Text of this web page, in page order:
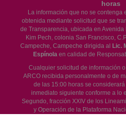
horas
La información que no se contenga
obtenida mediante solicitud que se
de Transparencia, ubicada en Avenida
Kim Pech, colonia San Francisco,
Campeche, Campeche dirigida al Lic.
Espínola en calidad de
Cualquier solicitud de información
ARCO recibida personalmente o de
de las 15:00 horas se
inmediato siguiente conforme a lo
Segundo, fracción XXIV de los
y Operación de la Plataforma